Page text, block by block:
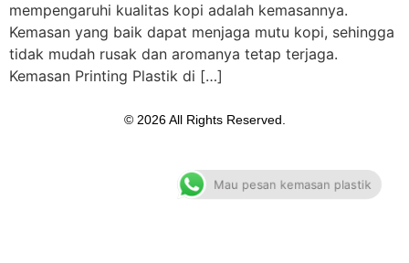
mempengaruhi kualitas kopi adalah kemasannya.
Kemasan yang baik dapat menjaga mutu kopi, sehingga
tidak mudah rusak dan aromanya tetap terjaga.
Kemasan Printing Plastik di […]
© 2026 All Rights Reserved.
Mau pesan kemasan plastik